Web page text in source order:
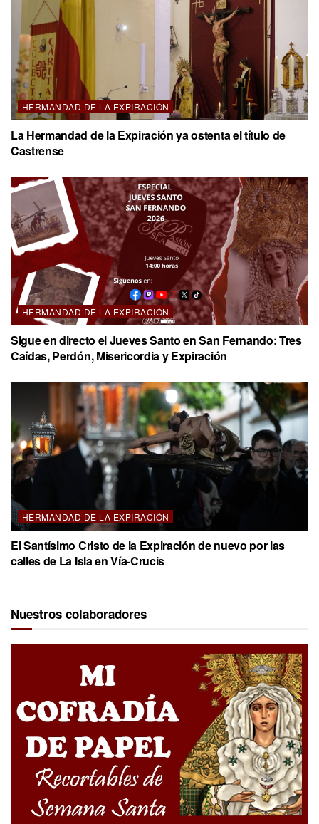
HERMANDAD DE LA EXPIRACIÓN
La Hermandad de la Expiración ya ostenta el título de
Castrense
HERMANDAD DE LA EXPIRACIÓN
Sigue en directo el Jueves Santo en San Fernando: Tres
Caídas, Perdón, Misericordia y Expiración
HERMANDAD DE LA EXPIRACIÓN
El Santísimo Cristo de la Expiración de nuevo por las
calles de La Isla en Vía-Crucis
Nuestros colaboradores